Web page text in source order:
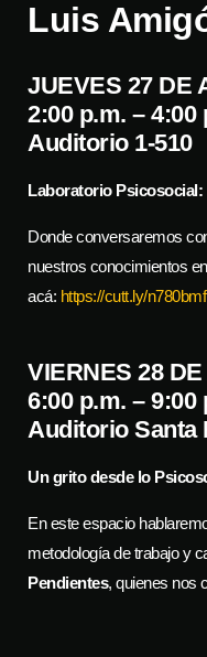
Luis
JUEVES 27 DE
2:00 p.m. – 4:00
Auditorio 1-510
Laboratorio
Donde conversaremos
nuestros conocimientos
acá: https://cutt.ly/n780bmf
VIERNES 28
6:00 p.m. – 9:00
Auditorio Santa
Un grito desde lo
En este espacio
metodología de trabajo y
Pendientes, quienes nos